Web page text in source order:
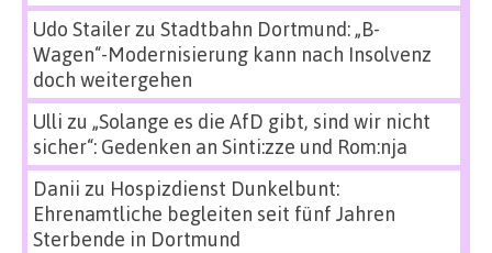
Udo Stailerzu Stadtbahn Dortmund: „B-
Wagen“-Modernisierung kann nach Insolvenz
doch weitergehen
Ulli zu „Solange es die AfD gibt, sind wir nicht
sicher“: Gedenken an Sinti:zze und Rom:nja
Danii zu Hospizdienst Dunkelbunt:
Ehrenamtliche begleiten seit fünf Jahren
Sterbende in Dortmund